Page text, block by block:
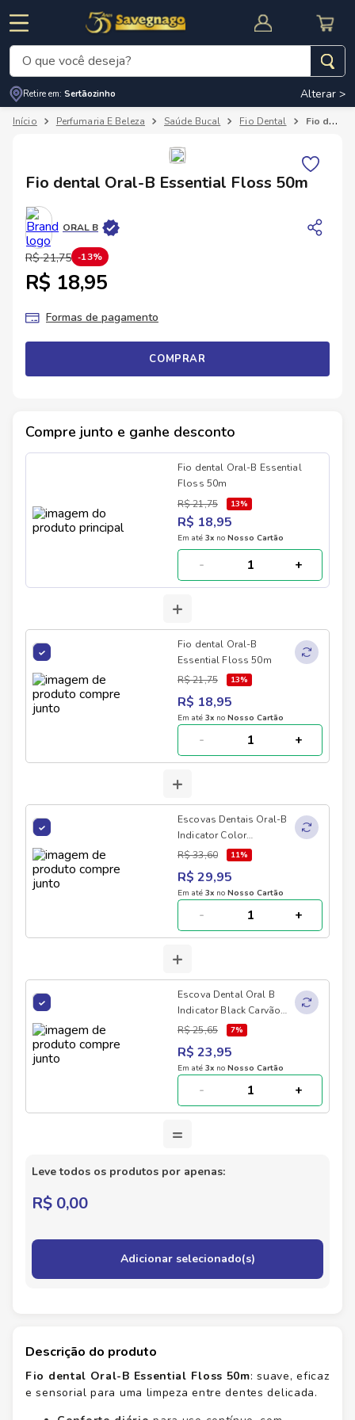
CUPOM DE DESCONTO
O que você deseja?
Retire em: Sertãozinho Alterar >
Perfumaria E Beleza Saúde Bucal Fio Dental Fio dental Oral-B Essential Floss 50m
Fio dental Oral-B Essential Floss 50m
ORAL B
R$ 21,75 13%
R$ 18,95
Formas de pagamento
COMPRAR
Compre junto e ganhe desconto
Fio dental Oral-B Essential
Floss 50m
R$ 21,75
13%
R$ 18,95
Em até 3x no Nosso Cartão
- +
+
Fio dental Oral-B
Essential Floss 50m
R$ 21,75
13%
R$ 18,95
Em até 3x no Nosso Cartão
- +
+
Escovas Dentais Oral-B
Indicator Color
Collection 4 unidades
R$ 33,60 11%
R$ 29,95
Em até 3x no Nosso Cartão
- +
+
Escova Dental Oral B
Indicator Black Carvão
Com 2 Unidades
R$ 25,65 7%
R$ 23,95
Em até 3x no Nosso Cartão
- +
=
Leve todos os produtos por apenas:
R$ 0,00
Adicionar selecionado(s)
Descrição do produto
Fio dental Oral-B Essential Floss 50m: suave, eficaz
e sensorial para uma limpeza entre dentes delicada.
Termos mais buscados
3º
cerveja
4º
carne
5º arroz